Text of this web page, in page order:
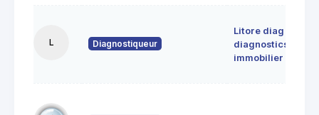
L Diagnostiqueur
Litore diag
diagnostics
immobilier